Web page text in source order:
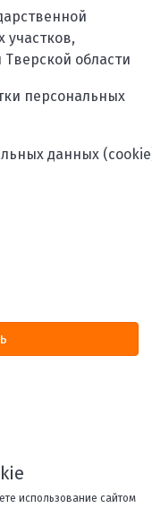
участков,
области
персональных
данных
использование сайтом